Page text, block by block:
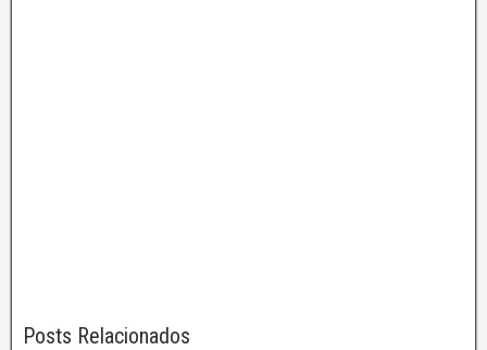
Posts Relacionados